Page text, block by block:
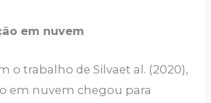
em nuvem
o trabalho de Silvaet al. (2020),
em nuvem chegou para